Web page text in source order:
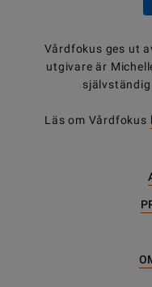
Vårdfokus ges ut
utgivare är
Läs om Vårdfokus